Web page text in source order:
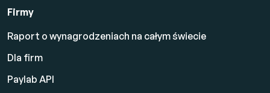
Firmy
Raport o wynagrodzeniach na całym świecie
Dla firm
Paylab API